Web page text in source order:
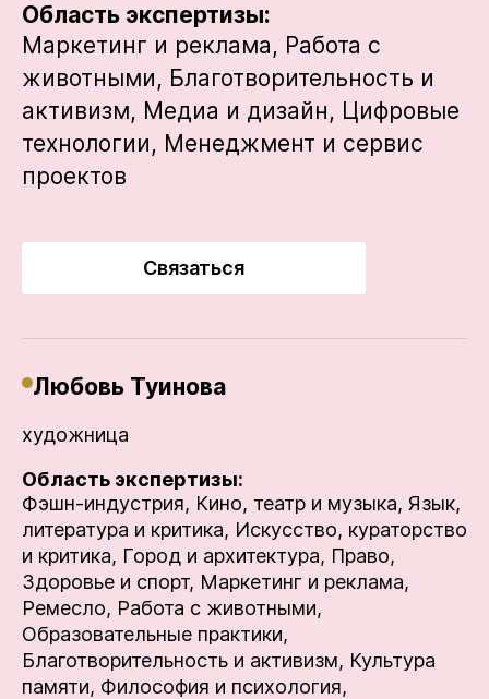
Область экспертизы:
Маркетинг и реклама, Работа с
животными, Благотворительность и
активизм, Медиа и дизайн, Цифровые
технологии, Менеджмент и сервис
проектов
Связаться
Любовь Туинова
художница
Область экспертизы:
Фэшн-индустрия, Кино, театр и музыка, Язык,
литература и критика, Искусство, кураторство
и критика, Город и архитектура, Право,
Здоровье и спорт, Маркетинг и реклама,
Ремесло, Работа с животными,
Образовательные практики,
Благотворительность и активизм, Культура
памяти, Философия и психология,